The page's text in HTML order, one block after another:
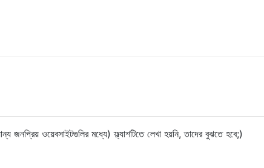
জনপ্রিয় ওয়েবসাইটগুলির মধ্যে) ফ্ল্যাশটিতে লেখা হয়নি, তাদের বুঝতে হবে;)